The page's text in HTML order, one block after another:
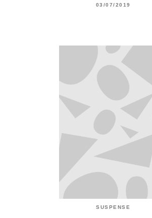
03/07/2019
SUSPENSE